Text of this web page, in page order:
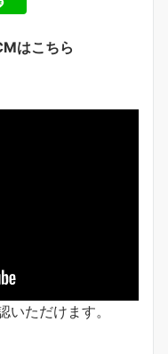
はこちら
ただけます。